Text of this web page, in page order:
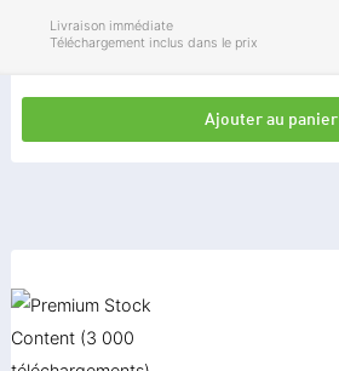
Livraison immédiate
Téléchargement inclus dans le prix
Ajouter au panier